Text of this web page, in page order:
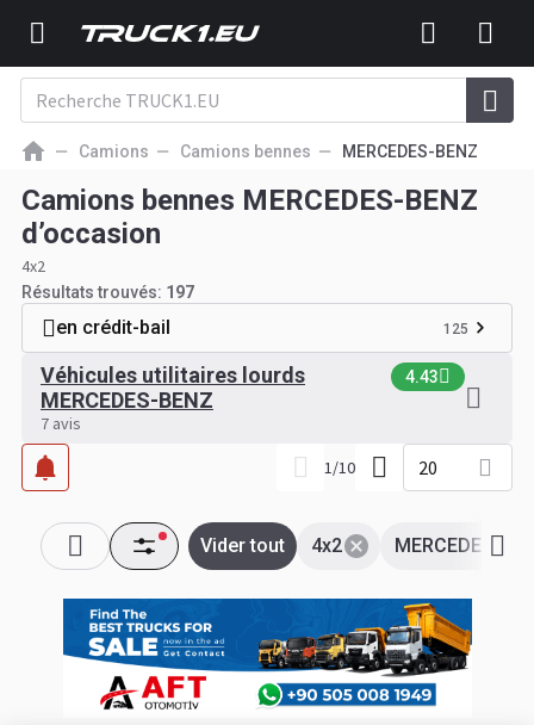
Camions Camions bennes MERCEDES-BENZ
Camions bennes MERCEDES-BENZ
d’occasion
4x2
Résultats trouvés: 197
en crédit-bail 125
Véhicules utilitaires lourds
MERCEDES-BENZ
4.43
7 avis
1/10 20
MERCEDES-
4x2
Vider tout